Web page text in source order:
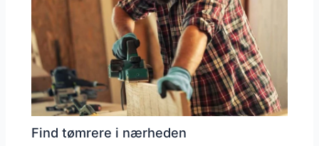
Find tømrere i nærheden